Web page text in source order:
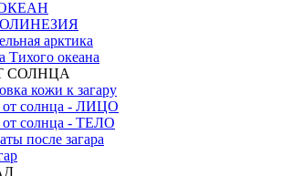
арктика
Тихого океана
СОЛНЦА
кожи к загару
от солнца - ЛИЦО
от солнца - ТЕЛО
после загара